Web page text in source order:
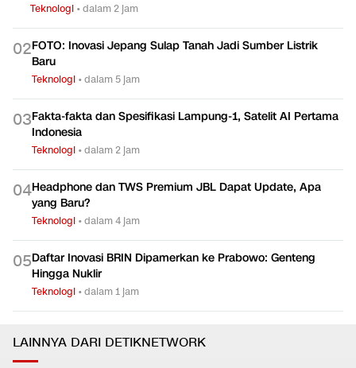
Teknologi •dalam 2 jam
02FOTO: Inovasi Jepang Sulap Tanah Jadi Sumber Listrik
Baru
Teknologi •dalam 5 jam
03Fakta-fakta dan Spesifikasi Lampung-1, Satelit AI Pertama
Indonesia
Teknologi •dalam 2 jam
04Headphone dan TWS Premium JBL Dapat Update, Apa
yang Baru?
Teknologi •dalam 4 jam
05Daftar Inovasi BRIN Dipamerkan ke Prabowo: Genteng
Hingga Nuklir
Teknologi •dalam 1 jam
LAINNYA DARI DETIKNETWORK